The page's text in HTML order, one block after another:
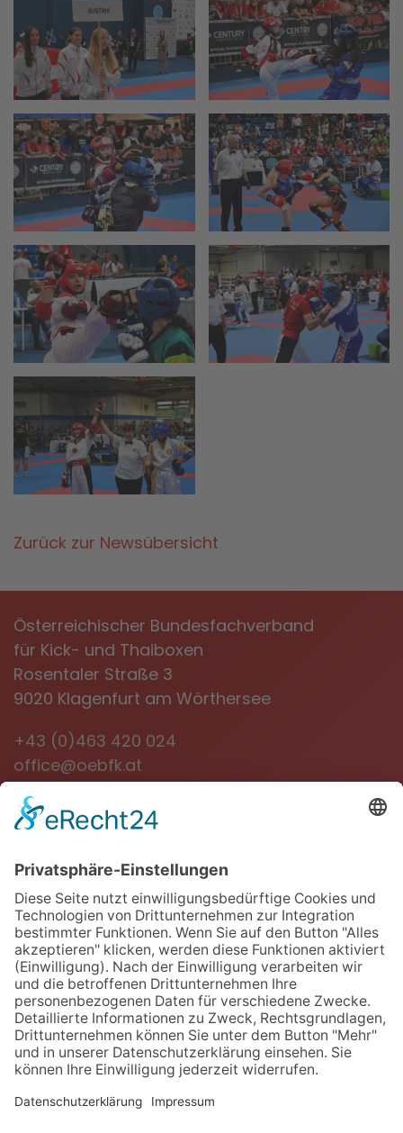
Zurück zur Newsübersicht
Österreichischer Bundesfachverband
für Kick- und Thaiboxen
Rosentaler Straße 3
9020 Klagenfurt am Wörthersee
+43 (0)463 420 024
office@oebfk.at
NEWSLETTER
Jetzt anmelden